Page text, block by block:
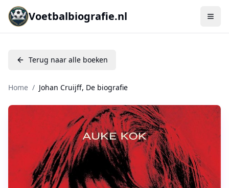
Voetbalbiografie.nl
Terug naar alle boeken
Home / Johan Cruijff, De biografie